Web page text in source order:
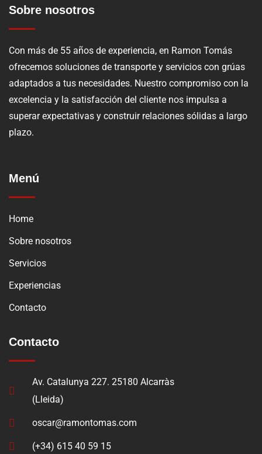
Sobre nosotros
Con más de 55 años de experiencia, en Ramon Tomás
ofrecemos soluciones de transporte y servicios con grúas
adaptados a tus necesidades. Nuestro compromiso con la
excelencia y la satisfacción del cliente nos impulsa a
superar expectativas y construir relaciones sólidas a largo
plazo.
Menú
Home
Sobre nosotros
Servicios
Experiencias
Contacto
Contacto
Av. Catalunya 227. 25180 Alcarràs
(Lleida)
oscar@ramontomas.com
(+34) 615 40 59 15